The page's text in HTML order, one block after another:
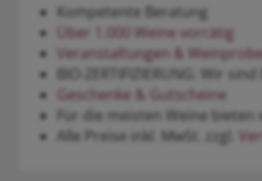
Kompetente Beratung
Über 1.000 Weine vorrätig
Veranstaltungen &
BIO-ZERTIFIZIERUNG: Wir
Geschenke & Gutscheine
Für die meisten Weine
Alle Preise inkl. MwSt. zzgl.